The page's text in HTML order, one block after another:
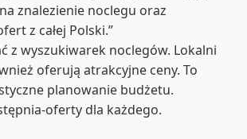
znalezienie noclegu oraz
z całej Polski.”
z wyszukiwarek noclegów. Lokalni
oferują atrakcyjne ceny. To
planowanie budżetu.
oferty dla każdego.